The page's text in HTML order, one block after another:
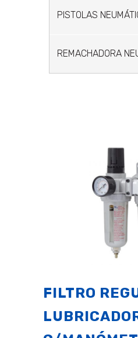
PISTOLAS
REMACHADORA
FILTRO